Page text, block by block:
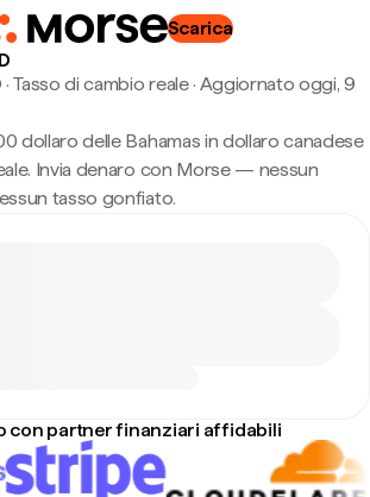
Scarica
Tasso di cambio reale· Aggiornato oggi, 9
dollaro delle Bahamas in dollaro canadese
Invia denaro con Morse — nessun
tasso gonfiato.
con partner finanziari affidabili